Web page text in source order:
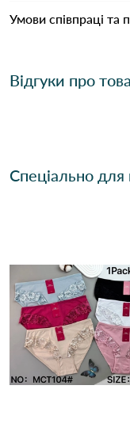
Умови співпраці та
Відгуки про
Спеціально для